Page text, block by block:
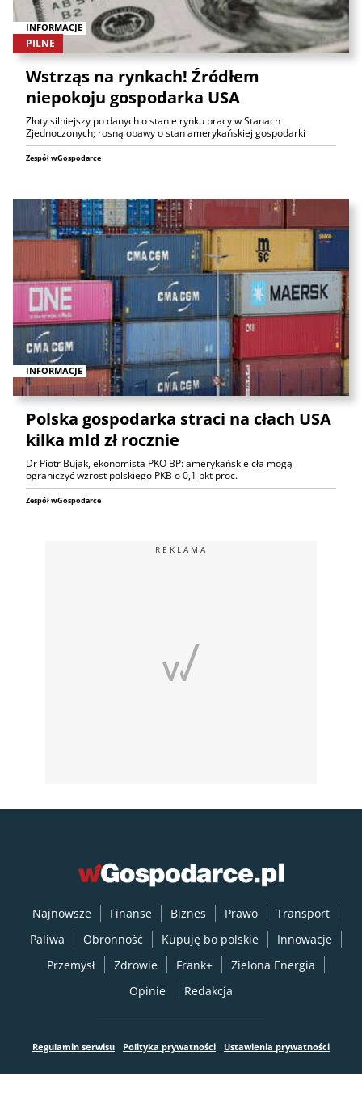
INFORMACJE
PILNE
Wstrząs na rynkach! Źródłem
niepokoju gospodarka USA
Złoty silniejszy po danych o stanie rynku pracy w Stanach
Zjednoczonych; rosną obawy o stan amerykańskiej gospodarki
Zespół wGospodarce
INFORMACJE
Polska gospodarka straci na cłach USA
kilka mld zł rocznie
Dr Piotr Bujak, ekonomista PKO BP: amerykańskie cła mogą
ograniczyć wzrost polskiego PKB o 0,1 pkt proc.
Zespół wGospodarce
REKLAMA
Najnowsze Finanse Biznes Prawo
Transport
Paliwa
Obronność Kupuję bo polskie
Innowacje
Przemysł
Zdrowie Frank+
Zielona Energia
Opinie
Redakcja
Regulamin serwisu Polityka prywatności Ustawienia prywatności